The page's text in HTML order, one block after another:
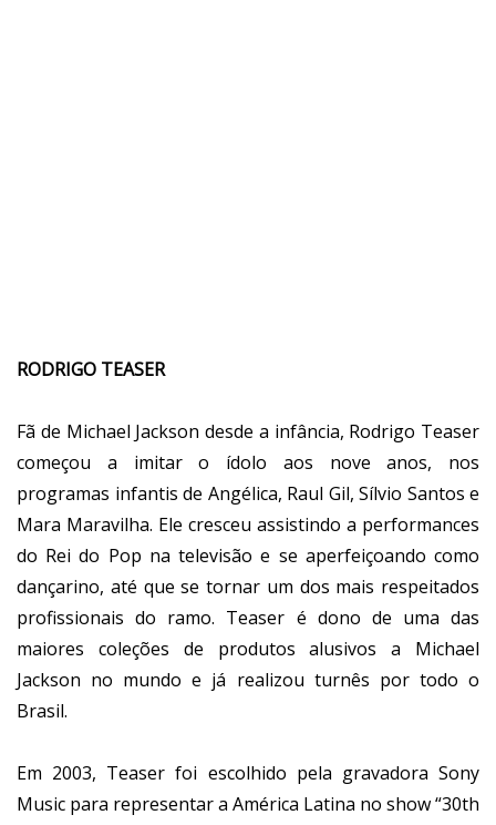
RODRIGO TEASER
Fã de Michael Jackson desde a infância, Rodrigo Teaser
começou a imitar o ídolo aos nove anos, nos
programas infantis de Angélica, Raul Gil, Sílvio Santos e
Mara Maravilha. Ele cresceu assistindo a performances
do Rei do Pop na televisão e se aperfeiçoando como
dançarino, até que se tornar um dos mais respeitados
profissionais do ramo. Teaser é dono de uma das
maiores coleções de produtos alusivos a Michael
Jackson no mundo e já realizou turnês por todo o
Brasil.
Em 2003, Teaser foi escolhido pela gravadora Sony
Music para representar a América Latina no show “30th